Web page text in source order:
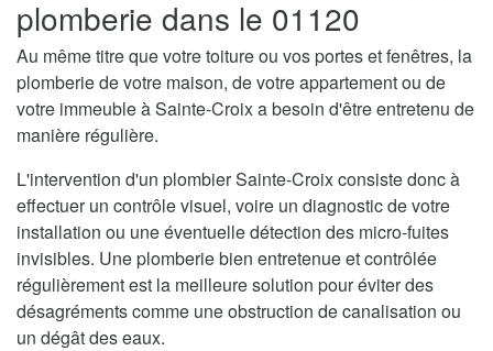
plomberie dans le 01120
Au même titre que votre toiture ou vos portes et fenêtres, la
plomberie de votre maison, de votre appartement ou de
votre immeuble à Sainte-Croix a besoin d'être entretenu de
manière régulière.
L'intervention d'un plombier Sainte-Croix consiste donc à
effectuer un contrôle visuel, voire un diagnostic de votre
installation ou une éventuelle détection des micro-fuites
invisibles. Une plomberie bien entretenue et contrôlée
régulièrement est la meilleure solution pour éviter des
désagréments comme une obstruction de canalisation ou
un dégât des eaux.